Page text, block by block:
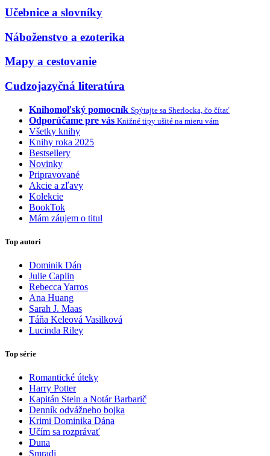
Učebnice a slovníky
Náboženstvo a ezoterika
Mapy a cestovanie
Cudzojazyčná literatúra
Knihomoľský pomocník Spýtajte sa Sherlocka, čo čítať
Odporúčame pre vás Knižné tipy ušité na mieru vám
Všetky knihy
Knihy roka 2025
Bestsellery
Novinky
Pripravované
Akcie a zľavy
Kolekcie
BookTok
Mám záujem o titul
Top autori
Dominik Dán
Julie Caplin
Rebecca Yarros
Ana Huang
Sarah J. Maas
Táňa Keleová Vasilková
Lucinda Riley
Top série
Romantické úteky
Harry Potter
Kapitán Stein a Notár Barbarič
Denník odvážneho bojka
Krimi Dominika Dána
Učím sa rozprávať
Duna
Smradi